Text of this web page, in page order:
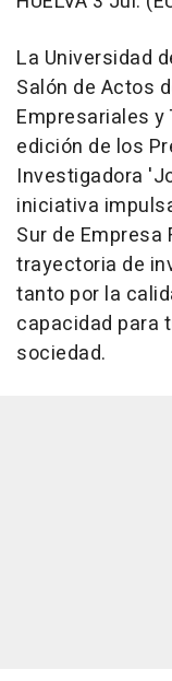
La Universidad
Salón de Actos
Empresariales y
edición de los
Investigadora
iniciativa
Sur de
trayectoria de
tanto por la
capacidad para
sociedad.